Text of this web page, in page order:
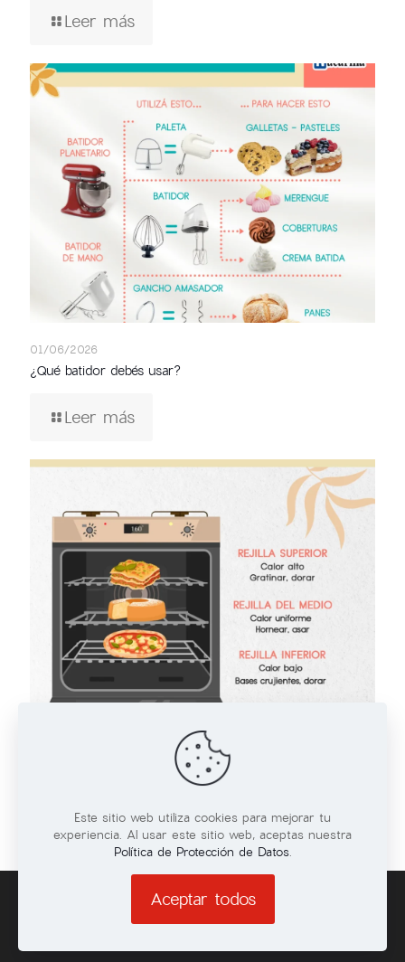
Leer más
01/06/2026
¿Qué batidor debés usar?
Leer más
Posiciones de las rejillas en el horno
Leer más
Este sitio web utiliza cookies para mejorar tu
experiencia. Al usar este sitio web, aceptas nuestra
Política de Protección de Datos.
Aceptar todos